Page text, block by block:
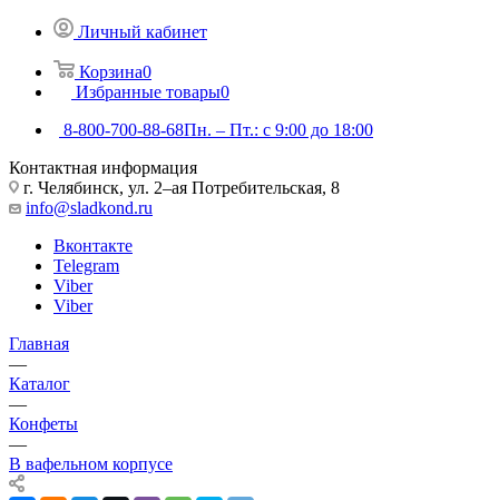
Личный кабинет
Корзина0
Избранные товары0
8-800-700-88-68Пн. – Пт.: с 9:00 до 18:00
Контактная информация
г. Челябинск, ул. 2–ая Потребительская, 8
info@sladkond.ru
Вконтакте
Telegram
Viber
Viber
Главная
—
Каталог
—
Конфеты
—
В вафельном корпусе